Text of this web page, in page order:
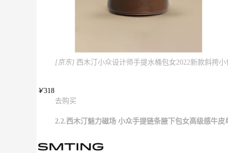
[京东] 西木汀小众设计师手提水桶包女2022新款斜挎
￥318
去购买
2.2.西木汀魅力磁场 小众手提链条腋下包女高级感牛皮